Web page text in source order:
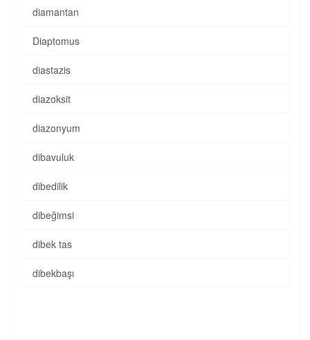
diamantan
Diaptomus
diastazis
diazoksit
diazonyum
dibavuluk
dibedilik
dibeğimsi
dibek tas
dibekbaşı